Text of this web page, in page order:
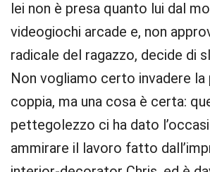
lei non è presa quanto lui dal
videogiochi arcade e, non
radicale del ragazzo, decide di
Non vogliamo certo invadere la
coppia, ma una cosa è certa:
pettegolezzo ci ha dato
ammirare il lavoro fatto